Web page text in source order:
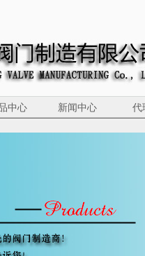
中心 新闻中心 代